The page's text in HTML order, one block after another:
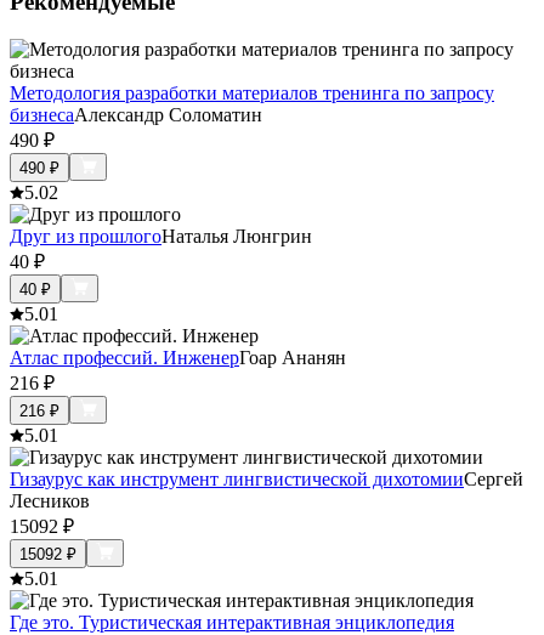
Методология разработки материалов тренинга по запросу
бизнесаАлександр Соломатин
490 ₽
490 ₽
5.02
Друг из прошлогоНаталья Люнгрин
40 ₽
40 ₽
5.01
Атлас профессий. ИнженерГоар Ананян
216 ₽
216 ₽
5.01
Гизаурус как инструмент лингвистической дихотомииСергей
Лесников
15092 ₽
15092 ₽
5.01
Где это. Туристическая интерактивная энциклопедия